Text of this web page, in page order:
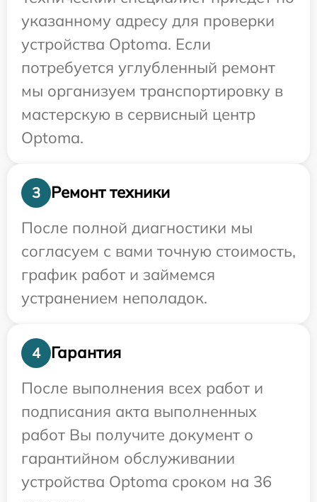
указанному адресу для проверки
устройства Optoma. Если
потребуется углубленный ремонт
мы организуем транспортировку в
мастерскую в сервисный центр
Optoma.
3
Ремонт техники
После полной диагностики мы
согласуем с вами точную стоимость,
график работ и займемся
устранением неполадок.
4
Гарантия
После выполнения всех работ и
подписания акта выполненных
работ Вы получите документ о
гарантийном обслуживании
устройства Optoma сроком на 36